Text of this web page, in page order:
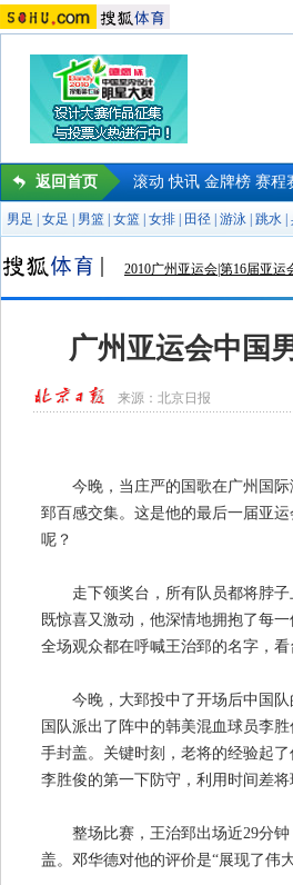
返回首页 滚动 快讯 金牌榜 赛程
男足 女足 男篮 女篮 女排 田径 游泳 跳水
2010广州亚运会|第16届亚运
广州亚运会中国
来源：北京日报
今晚，当庄严的国歌在广州国际
郅百感交集。这是他的最后一届亚
呢？
走下领奖台，所有队员都将脖子
既惊喜又激动，他深情地拥抱了每
全场观众都在呼喊王治郅的名字，看
今晚，大郅投中了开场后中国队
国队派出了阵中的韩美混血球员李
手封盖。关键时刻，老将的经验起
李胜俊的第一下防守，利用时间差将
整场比赛，王治郅出场近29分钟
盖。邓华德对他的评价是“展现了伟